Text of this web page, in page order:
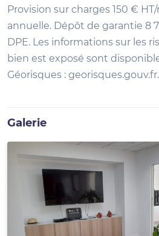
Provision sur charges 150 €
annuelle. Dépôt de garantie 8
DPE. Les informations sur les
bien est exposé sont
Géorisques : georisques.gouv.fr.
Galerie